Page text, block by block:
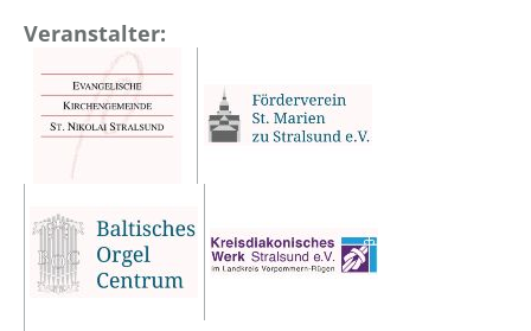
Veranstalter: